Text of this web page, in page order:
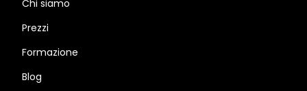
Chi siamo
Prezzi
Formazione
Blog